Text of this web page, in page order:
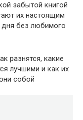
забытой книгой
их настоящим
дня без любимого
разнятся, какие
лучшими и как их
собой